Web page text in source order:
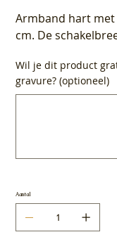
Armband hart met
cm. De
Wil je dit product
gravure? (optioneel)
Aantal